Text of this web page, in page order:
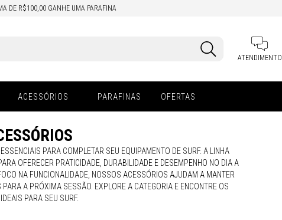
DE R$100,00 GANHE UMA PARAFINA
ATENDIMENTO
ACESSÓRIOS PARAFINAS OFERTAS
PARA COMPLETAR SEU EQUIPAMENTO DE SURF. A LINHA
OFERECER PRATICIDADE, DURABILIDADE E DESEMPENHO NO DIA A
NA FUNCIONALIDADE, NOSSOS ACESSÓRIOS AJUDAM A MANTER
A PRÓXIMA SESSÃO. EXPLORE A CATEGORIA E ENCONTRE OS
PARA SEU SURF.